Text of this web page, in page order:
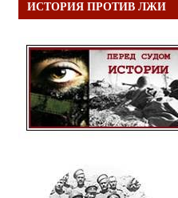
ИСТОРИЯ ПРОТИВ ЛЖИ